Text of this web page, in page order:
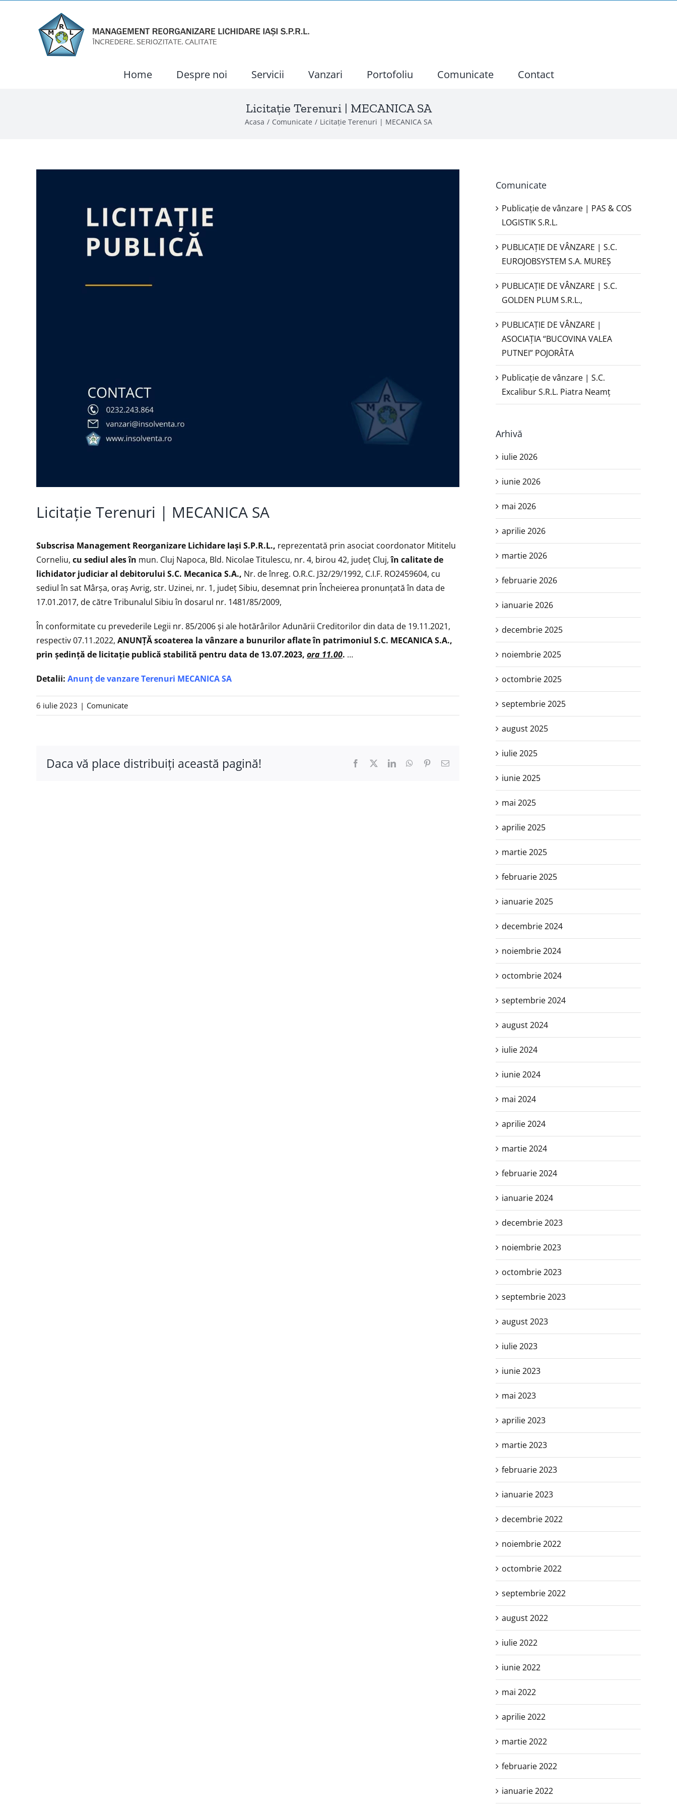
Home Despre noi Servicii Vanzari Portofoliu Comunicate Contact
Licitație Terenuri | MECANICA SA
Acasa Comunicate Licitație Terenuri | MECANICA SA
Licitație Terenuri | MECANICA SA
Subscrisa Management Reorganizare Lichidare Iaşi S.P.R.L., reprezentată prin asociat coordonator Mititelu
Corneliu, cu sediul ales în mun. Cluj Napoca, Bld. Nicolae Titulescu, nr. 4, birou 42, județ Cluj,în calitate de
lichidator judiciar al debitorului S.C. Mecanica S.A., Nr. de înreg. O.R.C. J32/29/1992, C.I.F. RO2459604, cu
sediul în sat Mârșa, oraș Avrig, str. Uzinei, nr. 1, județ Sibiu, desemnat prin Încheierea pronunțată în data de
17.01.2017, de către Tribunalul Sibiu în dosarul nr. 1481/85/2009,
În conformitate cu prevederile Legii nr. 85/2006 şi ale hotărârilor Adunării Creditorilor din data de 19.11.2021,
respectiv 07.11.2022, ANUNŢĂ scoaterea la vânzare a bunurilor aflate în patrimoniul S.C. MECANICA S.A.,
prin ședință de licitaţie publică stabilită pentru data de 13.07.2023, ora 11.00. …
Detalii: Anunț de vanzare Terenuri MECANICA SA
6 iulie 2023 | Comunicate
Daca vă place distribuiţi această pagină! Facebook LinkedInWhatsApp
Pinterest
E-
Comunicate
Publicație de vânzare | PAS & COS
LOGISTIK S.R.L.
PUBLICAŢIE DE VÂNZARE | S.C.
EUROJOBSYSTEM S.A. MUREȘ
PUBLICAȚIE DE VÂNZARE | S.C.
GOLDEN PLUM S.R.L.,
PUBLICAŢIE DE VÂNZARE |
ASOCIAȚIA “BUCOVINA VALEA
PUTNEI” POJORÂTA
Publicație de vânzare | S.C.
Excalibur S.R.L. Piatra Neamţ
Arhivă
iulie 2026
iunie 2026
mai 2026
aprilie 2026
martie 2026
februarie 2026
ianuarie 2026
decembrie 2025
noiembrie 2025
octombrie 2025
septembrie 2025
august 2025
iulie 2025
iunie 2025
mai 2025
aprilie 2025
martie 2025
februarie 2025
ianuarie 2025
decembrie 2024
noiembrie 2024
octombrie 2024
septembrie 2024
august 2024
iulie 2024
iunie 2024
mai 2024
aprilie 2024
martie 2024
februarie 2024
ianuarie 2024
decembrie 2023
noiembrie 2023
octombrie 2023
septembrie 2023
august 2023
iulie 2023
iunie 2023
mai 2023
aprilie 2023
martie 2023
februarie 2023
ianuarie 2023
decembrie 2022
noiembrie 2022
octombrie 2022
septembrie 2022
august 2022
iulie 2022
iunie 2022
mai 2022
aprilie 2022
martie 2022
februarie 2022
ianuarie 2022